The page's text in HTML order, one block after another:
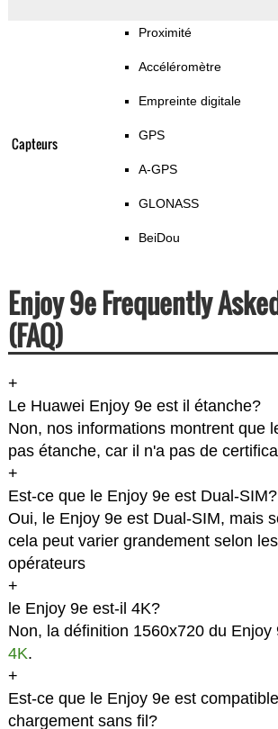
Capteurs
Proximité
Accéléromètre
Empreinte digitale
GPS
A-GPS
GLONASS
BeiDou
Enjoy 9e Frequently
(FAQ)
+
Le Huawei Enjoy 9e est il étanche?
Non, nos informations montrent que
pas étanche, car il n'a pas de
+
Est-ce que le Enjoy 9e est Dual-SIM?
Oui, le Enjoy 9e est Dual-SIM, mais
cela peut varier grandement selon
opérateurs
+
le Enjoy 9e est-il 4K?
Non, la définition 1560x720 du Enjoy
4K.
+
Est-ce que le Enjoy 9e est
chargement sans fil?